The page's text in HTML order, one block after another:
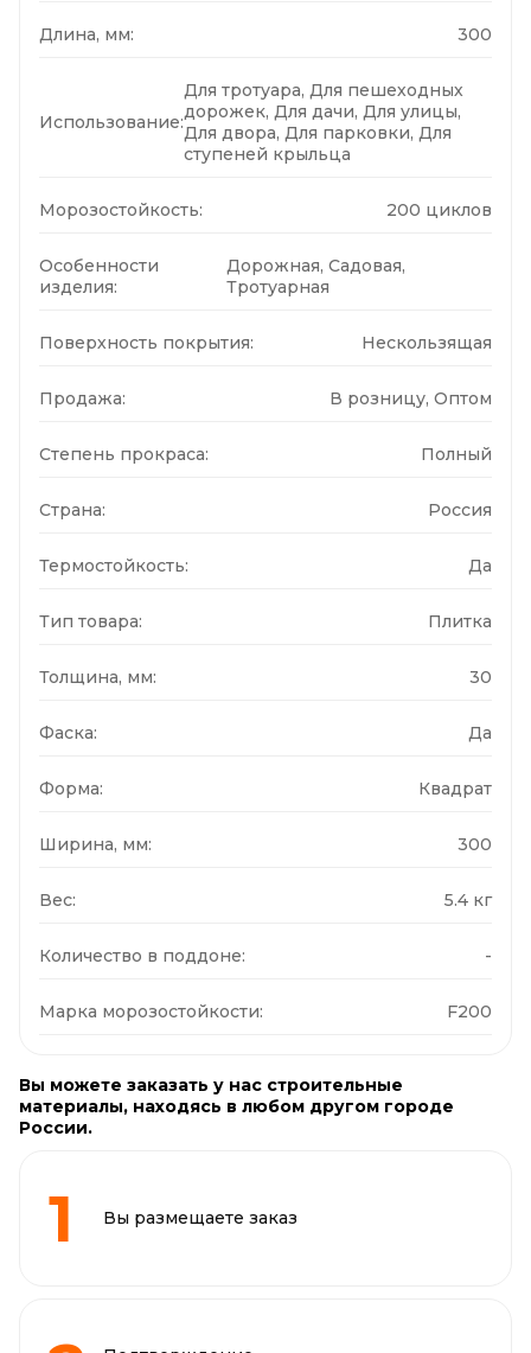
Длина, мм: 300
Использование:
Для тротуара, Для пешеходных
дорожек, Для дачи, Для улицы,
Для двора, Для парковки, Для
ступеней крыльца
Морозостойкость: 200 циклов
Особенности
изделия:
Дорожная, Садовая,
Тротуарная
Поверхность покрытия: Нескользящая
Продажа: В розницу, Оптом
Степень прокраса: Полный
Страна: Россия
Термостойкость: Да
Тип товара: Плитка
Толщина, мм: 30
Фаска: Да
Форма: Квадрат
Ширина, мм: 300
Вес: 5.4 кг
Количество в поддоне: -
Марка морозостойкости: F200
Вы можете заказать у нас строительные
материалы, находясь в любом другом городе
России.
Вы размещаете заказ